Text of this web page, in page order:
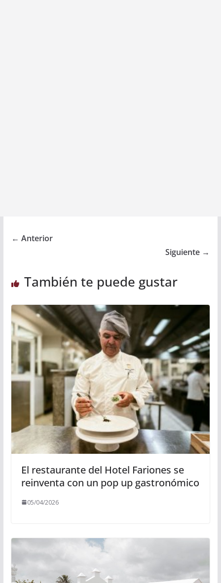
← Anterior
Siguiente →
También te puede gustar
El restaurante del Hotel Fariones se
reinventa con un pop up gastronómico
05/04/2026